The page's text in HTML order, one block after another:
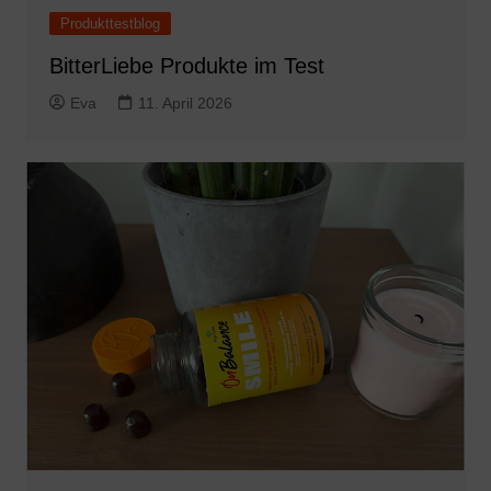
Produkttestblog
BitterLiebe Produkte im Test
Eva 11. April 2026